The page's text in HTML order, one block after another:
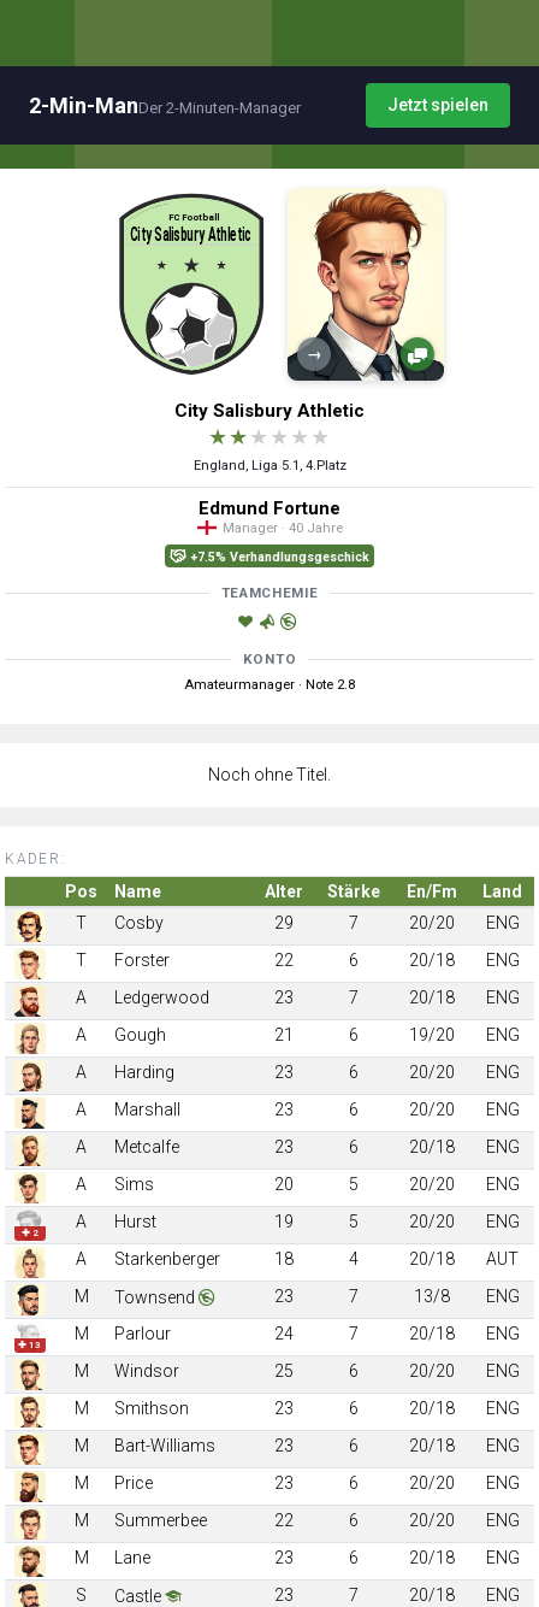
2-Min-ManDer 2-Minuten-Manager Jetzt spielen
→
City Salisbury Athletic
★★★ ★ ★ ★
England, Liga 5.1, 4.Platz
Edmund Fortune
Manager · 40 Jahre
+7.5% Verhandlungsgeschick
TEAMCHEMIE
KONTO
Amateurmanager · Note 2.8
Noch ohne Titel.
KADER:
Pos Name Alter Stärke En/Fm
Land
T
Cosby 29 7 20/20
ENG
T
Forster 22 6 20/18
ENG
A
Ledgerwood 23 7 20/18
ENG
A
Gough 21 6 19/20
ENG
A
Harding 23 6 20/20
ENG
A
Marshall 23 6 20/20
ENG
A
Metcalfe 23 6 20/18
ENG
A
Sims 20 5 20/20 ENG
✚ 2
A Hurst 19 5 20/20
ENG
A
Starkenberger 18 4 20/18
AUT
M
Townsend 23 7 13/8 ENG
✚ 13
M Parlour 24 7 20/18
ENG
M
Windsor 25 6 20/20
ENG
M
Smithson 23 6 20/18
ENG
M
Bart-Williams 23 6 20/18
ENG
M
Price 23 6 20/20
ENG
M
Summerbee 22 6 20/20
ENG
M
Lane 23 6 20/18
ENG
S
Castle 23 7 20/18
ENG